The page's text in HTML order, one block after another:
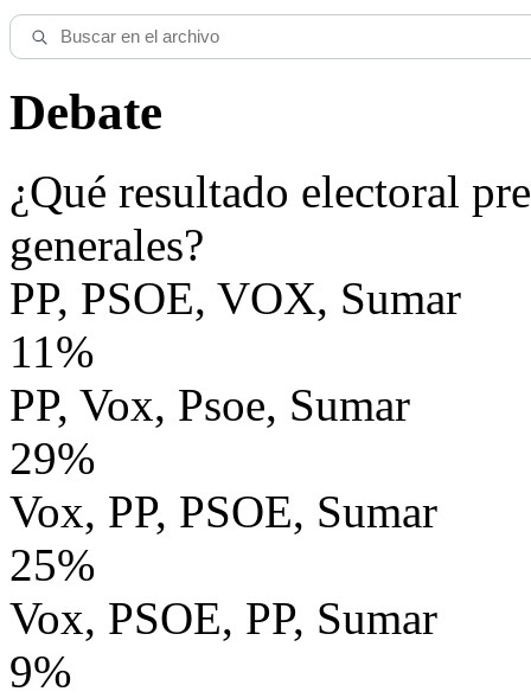
Debate
¿Qué resultado electoral
generales?
PP, PSOE, VOX, Sumar
11%
PP, Vox, Psoe, Sumar
29%
Vox, PP, PSOE, Sumar
25%
Vox, PSOE, PP, Sumar
9%